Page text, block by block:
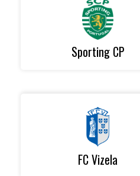
Sporting CP
FC Vizela